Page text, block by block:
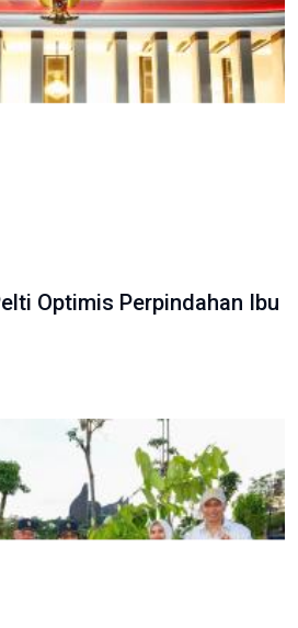
Optimis Perpindahan Ibu